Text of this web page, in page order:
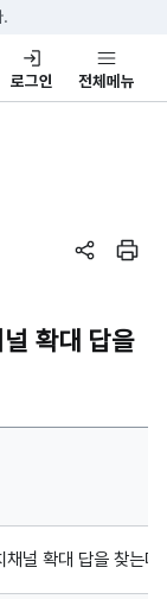
.
로그인 전체메뉴
페이지 공
페이
확대 답을
는다 : 작성자, 작성
채널 확대 답을 찾는